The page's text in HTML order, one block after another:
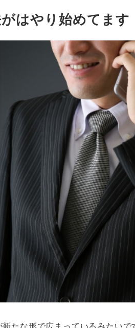
はやり始めてます